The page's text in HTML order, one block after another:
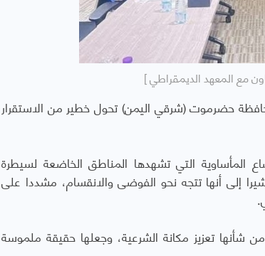
مع المعهد الديمقراطي ]
حضرموت (شرقي اليمن) تحول خطير من الاستقرار
المأساوية التي تشهدها المناطق الخاضعة لسيطرة
إلى أنها تتجه نحو الفوضى والانقسام، مشددا على
شأنها تعزيز مكانة الشرعية، وجعلها حقيقة ملموسة